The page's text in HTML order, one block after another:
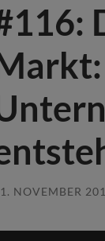
NOVEMBER